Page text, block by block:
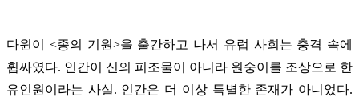
다윈이 <종의 기원>을 출간하고 나서 유럽 사회는 충격 속에
휩싸였다. 인간이 신의 피조물이 아니라 원숭이를 조상으로 한
유인원이라는 사실. 인간은 더 이상 특별한 존재가 아니었다.